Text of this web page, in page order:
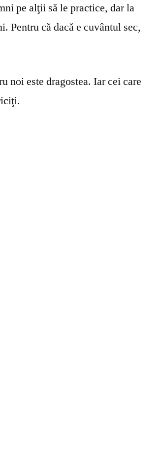
pe alţii să le practice, dar la
Pentru că dacă e cuvântul sec,
noi este dragostea. Iar cei care